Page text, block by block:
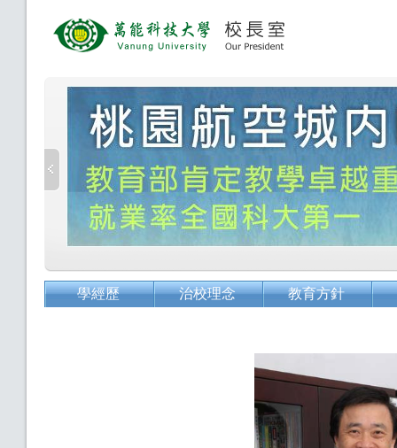
學經歷 治校理念 教育方針